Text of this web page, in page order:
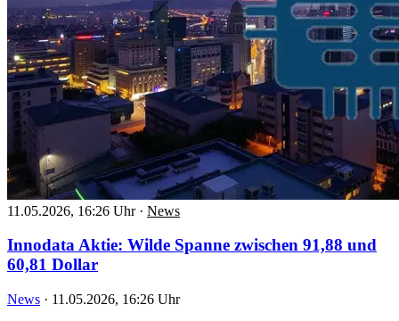
11.05.2026, 16:26 Uhr · News
Innodata Aktie: Wilde Spanne zwischen 91,88 und
60,81 Dollar
News · 11.05.2026, 16:26 Uhr